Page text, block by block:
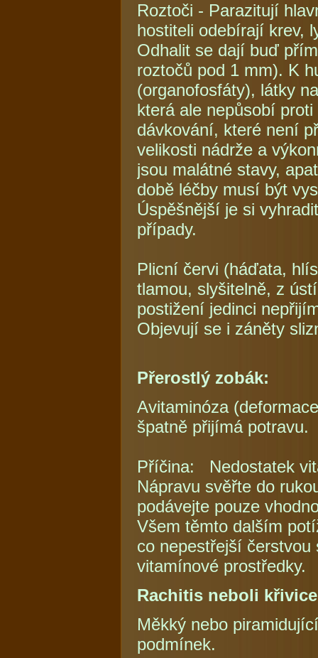
Roztoči - Parazitují
hostiteli odebírají krev,
Odhalit se dají buď
roztočů pod 1 mm). K
(organofosfáty), látky
která ale nepůsobí
dávkování, které není
velikosti nádrže a
jsou malátné stavy,
době léčby musí být
Úspěšnější je si
případy.
Plicní červi (háďata,
tlamou, slyšitelně, z
postižení jedinci
Objevují se i záněty
Přerostlý zobák:
Avitaminóza
špatně přijímá potravu.
Příčina: Nedostatek
Nápravu svěřte do
podávejte pouze
Všem těmto dalším
co nepestřejší
vitamínové prostředky.
Rachitis neboli
Měkký nebo
podmínek.